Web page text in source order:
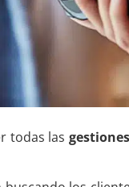
todas las